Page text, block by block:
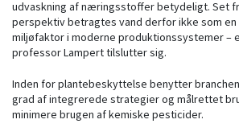
udvaskning af næringsstoffer betydeligt. Set
perspektiv betragtes vand derfor ikke som en
miljøfaktor i moderne produktionssystemer –
professor Lampert tilslutter sig.
Inden for plantebeskyttelse benytter
grad af integrerede strategier og målrettet
minimere brugen af kemiske pesticider.